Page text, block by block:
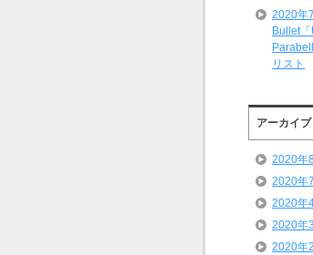
2020年
Bullet
リスト
アーカイブ
2020年
2020年
2020年
2020年
2020年